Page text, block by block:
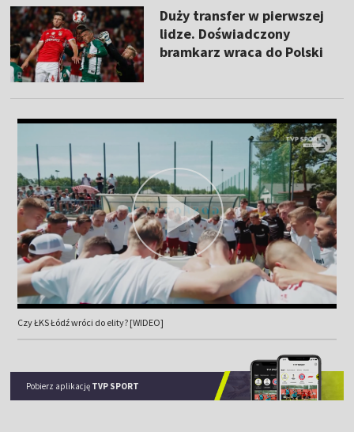
Duży transfer w pierwszej
lidze. Doświadczony
bramkarz wraca do Polski
Czy ŁKS Łódź wróci do elity? [WIDEO]
Pobierz aplikację TVP SPORT